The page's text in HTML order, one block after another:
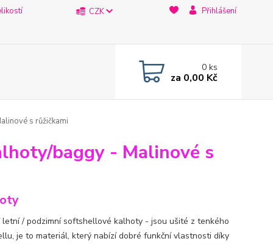
CZK Přihlášení
0ks
za 0,00 Kč
s růžičkami
baggy - Malinové s
letní / podzimní softshellové kalhoty - jsou ušité z tenkého
je to materiál, který nabízí dobré funkční vlastnosti díky